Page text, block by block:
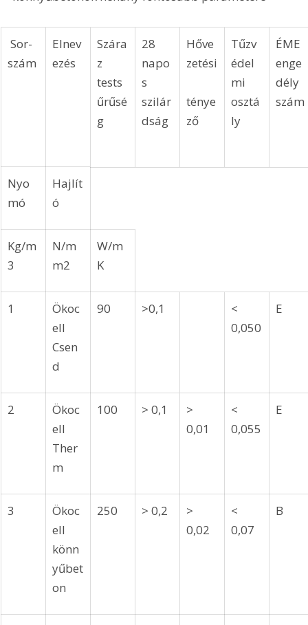
Sor-
szám
Elnev
ezés
Szára
z
tests
űrűsé
g
28
napo
s
szilár
dság
Hőve
zetési
ténye
ző
Tűzv
édel
mi
osztá
ly
ÉME
enge
dély
szám
Nyo
mó
Hajlít
ó
Kg/m
3
N/m
m2
W/m
K
1
Ökoc
ell
Csen
d
90 >0,1
<
0,050
E
2
Ökoc
ell
Ther
m
100 > 0,1
>
0,01
<
0,055
E
3
Ökoc
ell
könn
yűbet
on
250 > 0,2
>
0,02
<
0,07
B